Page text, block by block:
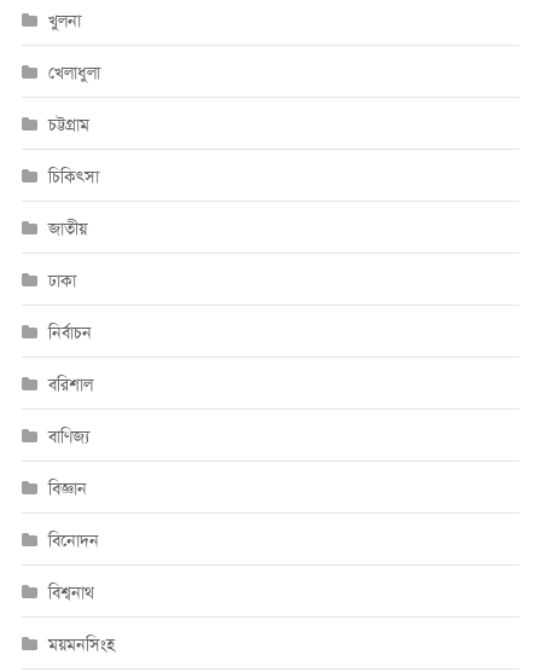
খুলনা
খেলাধুলা
চট্টগ্রাম
চিকিৎসা
জাতীয়
ঢাকা
নির্বাচন
বরিশাল
বাণিজ্য
বিজ্ঞান
বিনোদন
বিশ্বনাথ
ময়মনসিংহ